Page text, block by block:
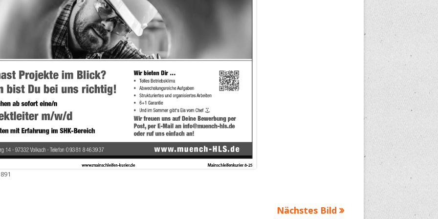
Nächstes Bild